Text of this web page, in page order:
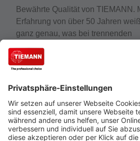
Bewährte Qualität von TIEMANN.
Erfahrung von über 50 Jahren
ganz genau, was bei trennenden
Experte für Schutzeinrichtungen,
Gittertrennwände gehört zu den
Mensch, Maschine und Anlagen
Cookie-Einstellungen Über uns
Versand und Zahlungsbedingungen